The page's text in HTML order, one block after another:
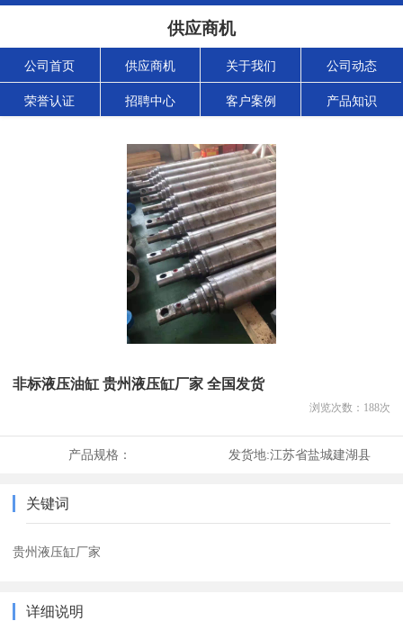
供应商机
公司首页 供应商机 关于我们 公司动态
荣誉认证 招聘中心 客户案例 产品知识
非标液压油缸 贵州液压缸厂家 全国发货
浏览次数： 188次
产品规格： 发货地:江苏省盐城建湖县
关键词
贵州液压缸厂家
详细说明